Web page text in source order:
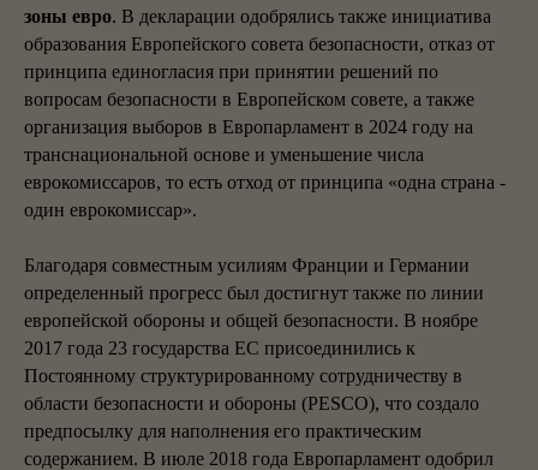
зоны евро. В декларации одобрялись также инициатива
образования Европейского совета безопасности, отказ от
принципа единогласия при принятии решений по
вопросам безопасности в Европейском совете, а также
организация выборов в Европарламент в 2024 году на
транснациональной основе и уменьшение числа
еврокомиссаров, то есть отход от принципа «одна страна -
один еврокомиссар».
Благодаря совместным усилиям Франции и Германии
определенный прогресс был достигнут также по линии
европейской обороны и общей безопасности. В ноябре
2017 года 23 государства ЕС присоединились к
Постоянному структурированному сотрудничеству в
области безопасности и обороны (PESCO), что создало
предпосылку для наполнения его практическим
содержанием. В июле 2018 года Европарламент одобрил